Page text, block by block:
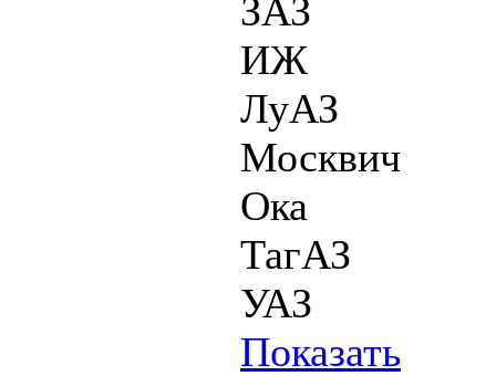
ЗАЗ
ИЖ
ЛуАЗ
Москвич
Ока
ТагАЗ
УАЗ
Показать